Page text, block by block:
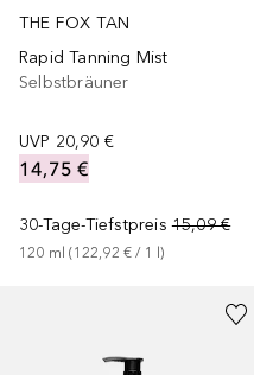
THE FOX TAN
Rapid Tanning Mist
Selbstbräuner
UVP 20,90 €
14,75 €
30-Tage-Tiefstpreis 15,09 €
120 ml (122,92 € / 1 l)